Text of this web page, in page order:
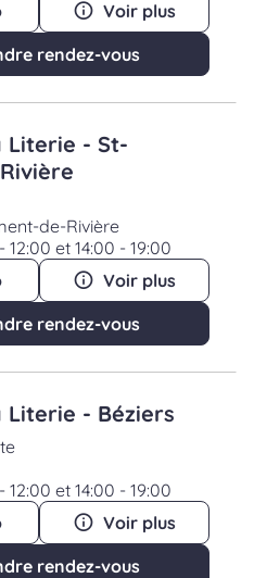
Voir plus
rendez-vous
Literie - St-
de-Rivière
12:00 et 14:00 - 19:00
Voir plus
rendez-vous
Literie - Béziers
12:00 et 14:00 - 19:00
Voir plus
rendez-vous